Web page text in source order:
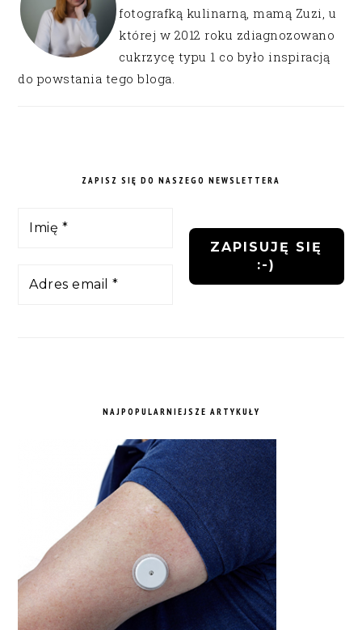
fotografką kulinarną, mamą Zuzi, u
której w 2012 roku zdiagnozowano
cukrzycę typu 1 co było inspiracją
do powstania tego bloga.
ZAPISZ SIĘ DO NASZEGO NEWSLETTERA
NAJPOPULARNIEJSZE ARTYKUŁY